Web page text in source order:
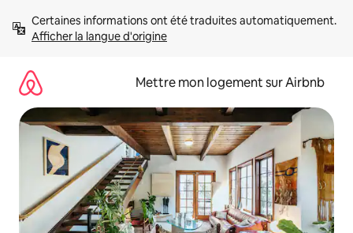
directement
Afficher la langue d'origine
Mettre mon logement sur Airbnb